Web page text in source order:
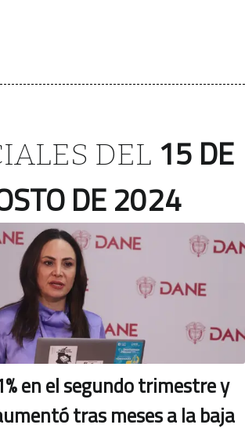
DEL 15 DE
DE 2024
en el segundo trimestre y
tras meses a la baja